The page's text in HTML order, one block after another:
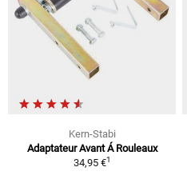
Kern-Stabi
Adaptateur Avant Á Rouleaux
34,95 €1